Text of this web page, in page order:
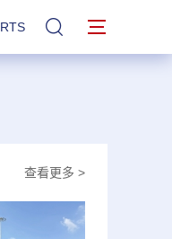
站內搜索
查看更多 >